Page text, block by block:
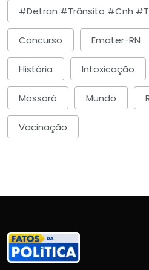
#detran #trânsito #cnh
Concurso Emater-RN
História Intoxicação
Mossoró Mundo
Vacinação